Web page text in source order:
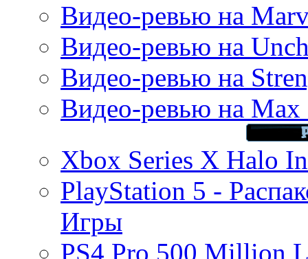
Видео-ревью на
Видео-ревью на
Видео-ревью на
Видео-ревью на Max
Xbox Series X Halo
PlayStation 5 -
Игры
PS4 Pro 500 Million